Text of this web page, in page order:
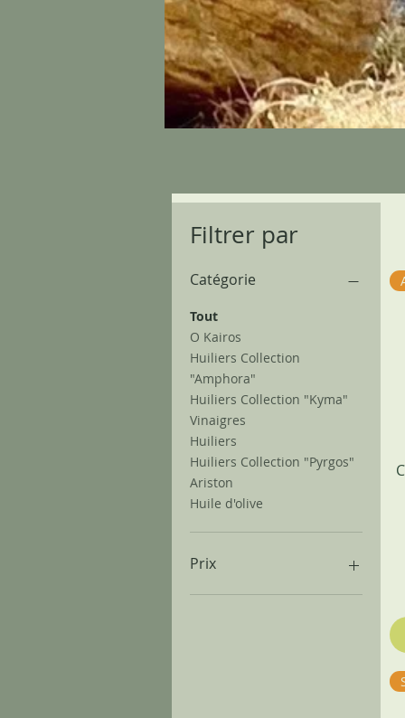
Filtrer par
Catégorie
Tout
O Kairos
Huiliers Collection
"Amphora"
Huiliers Collection "Kyma"
Vinaigres
Huiliers
Huiliers Collection "Pyrgos"
Ariston
Huile d'olive
Prix